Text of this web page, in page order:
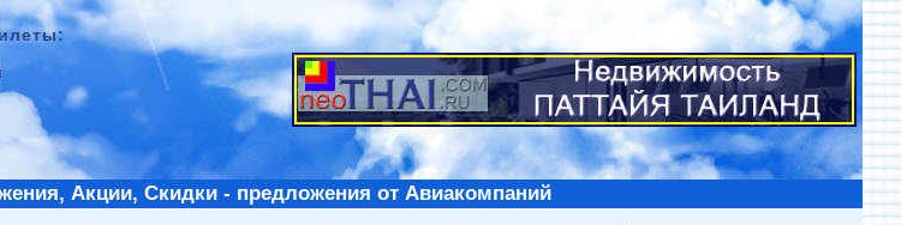
Акции, Скидки - предложения от Авиакомпаний